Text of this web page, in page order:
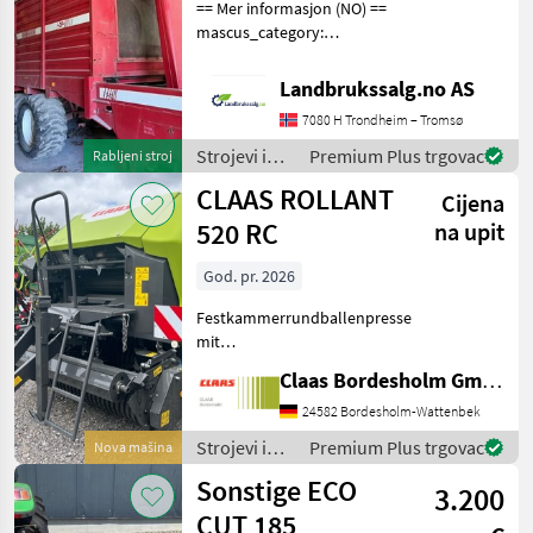
Rabljeni stroj
== Mer informasjon (NO) ==
mascus_category:
provide reference number
upon request: 9506 See
en.landbrukssalg.no/9506
for more images Specif
Landbrukssalg.no AS
7080 H Trondheim – Tromsø
Strojevi i
oprema za
travu i
baliranje /
Stoll
Premium Plus trgovac
Nova mašina
CLAAS ROLLANT
520 RC
Cijena
na upit
God. pr. 2026
Festkammerrundballenpresse
mit
1, 25 m Presskammerbreite
1, 20 m / in
Serienausrüstung: Pickup:
Aufnahmebreite 2, 10 m / 4
Zinkenreihen, kurvenb
Claas Bordesholm GmbH
24582 Bordesholm-Wattenbek
Strojevi i
oprema za
travu i
baliranje /
Premium Plus trgovac
Sonstige ECO
CUT 185
3.200